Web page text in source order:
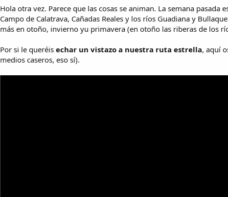
o
n
e
s
Hola otra vez. Parece que las cosas se animan. La semana
Campo de Calatrava, Cañadas Reales y los ríos Guadiana y
más en otoño, invierno yu primavera (en otoño las riberas de los
Por si le queréis echar un vistazo a nuestra ruta estrella, aquí
medios caseros, eso sí).